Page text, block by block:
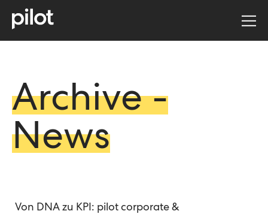
Archive -
News
Von DNA zu KPI: pilot corporate &